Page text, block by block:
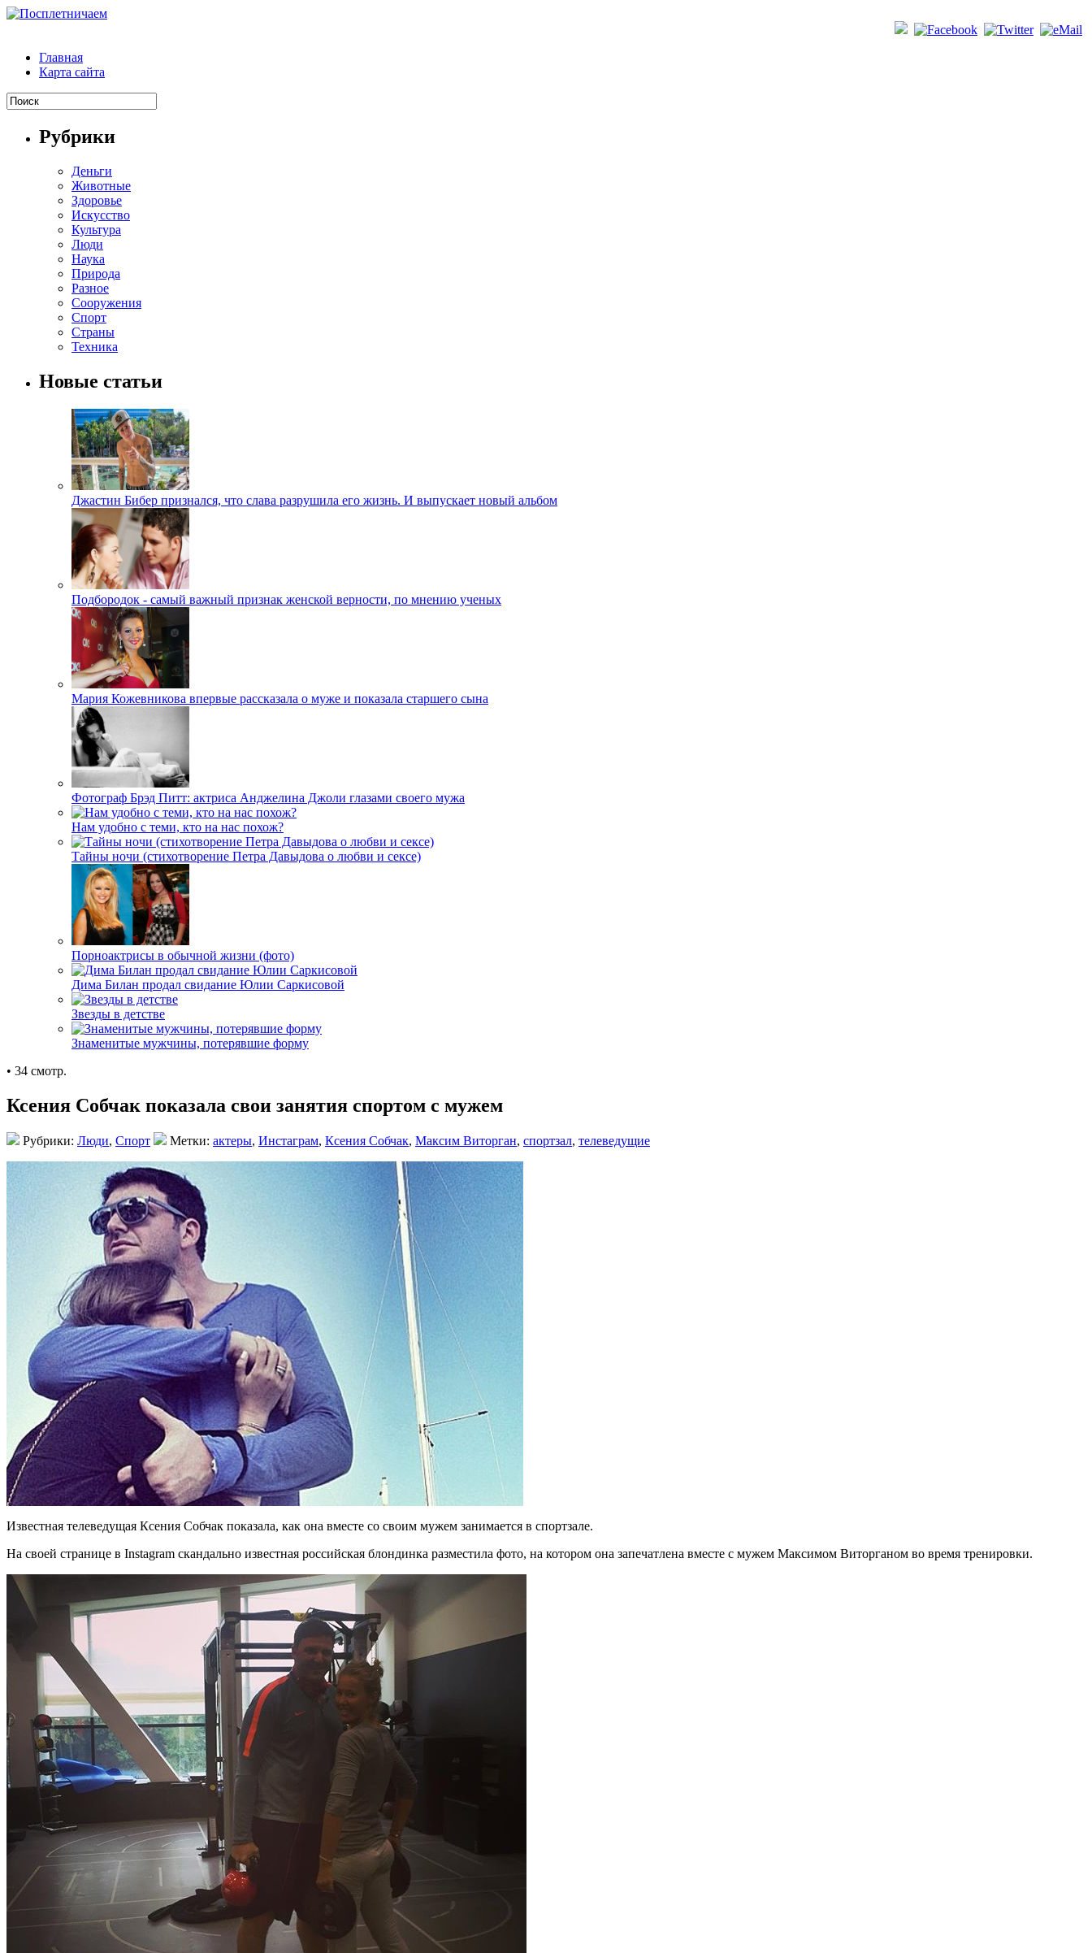
Главная
Карта сайта
Рубрики
Деньги
Животные
Здоровье
Искусство
Культура
Люди
Наука
Природа
Разное
Сооружения
Спорт
Страны
Техника
Новые статьи
Джастин Бибер признался, что слава разрушила его жизнь. И выпускает новый альбом
Подбородок - самый важный признак женской верности, по мнению ученых
Мария Кожевникова впервые рассказала о муже и показала старшего сына
Фотограф Брэд Питт: актриса Анджелина Джоли глазами своего мужа
Нам удобно с теми, кто на нас похож?
Тайны ночи (стихотворение Петра Давыдова о любви и сексе)
Порноактрисы в обычной жизни (фото)
Дима Билан продал свидание Юлии Саркисовой
Звезды в детстве
Знаменитые мужчины, потерявшие форму
• 34 смотр.
Ксения Собчак показала свои занятия спортом с мужем
Рубрики: Люди, Спорт Метки: актеры, Инстаграм, Ксения Собчак, Максим Виторган, спортзал, телеведущие
Известная телеведущая Ксения Собчак показала, как она вместе со своим мужем занимается в спортзале.
На своей странице в Instagram скандально известная российская блондинка разместила фото, на котором она запечатлена вместе с мужем Максимом Виторганом во время тренировки.